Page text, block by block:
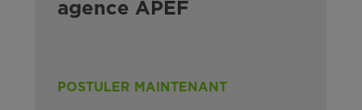
agence APEF
POSTULER MAINTENANT